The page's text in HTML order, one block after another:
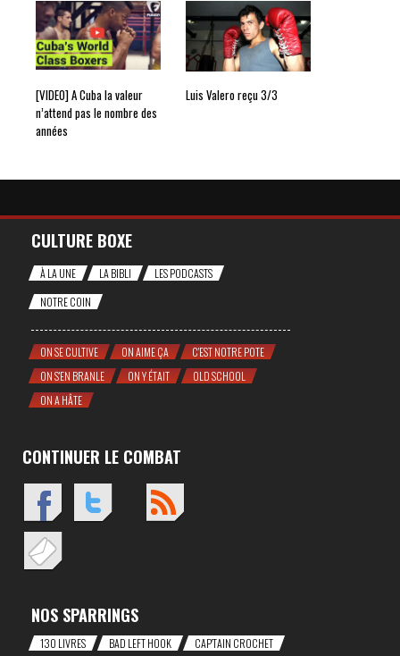
[VIDEO] A Cuba la valeur
n’attend pas le nombre des
années
Luis Valero reçu 3/3
CULTURE BOXE
À LA UNE LA BIBLI
LES PODCASTS
NOTRE COIN
ON SE CULTIVE ON AIME ÇA
C'EST NOTRE POTE
ON S'EN BRANLE
ON Y ÉTAIT
OLD SCHOOL
ON A HÂTE
CONTINUER LE COMBAT
NOS SPARRINGS
130 LIVRES BAD LEFT HOOK CAP'TAIN CROCHET